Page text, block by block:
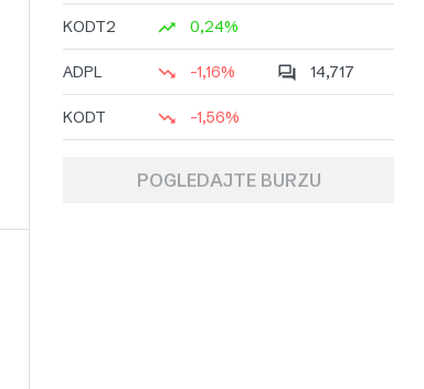
KODT2 0,24%
ADPL -1,16% 14,717
KODT -1,56%
POGLEDAJTE BURZU